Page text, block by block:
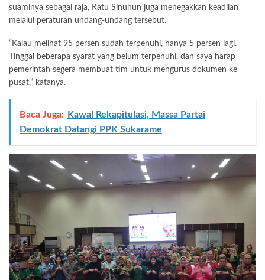
suaminya sebagai raja, Ratu Sinuhun juga menegakkan keadilan
melalui peraturan undang-undang tersebut.
“Kalau melihat 95 persen sudah terpenuhi, hanya 5 persen lagi.
Tinggal beberapa syarat yang belum terpenuhi, dan saya harap
pemerintah segera membuat tim untuk mengurus dokumen ke
pusat,” katanya.
Baca Juga: Kawal Rekapitulasi, Massa Partai
Demokrat Datangi PPK Sukarame